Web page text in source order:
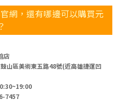
網，還有哪邊可以購買元
店
山區美術東五路48號(近高雄捷運凹
7457